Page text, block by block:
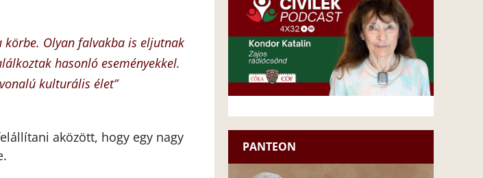
körbe. Olyan falvakba is eljutnak
hasonló eseményekkel.
kulturális élet”
aközött, hogy egy nagy
PANTEON